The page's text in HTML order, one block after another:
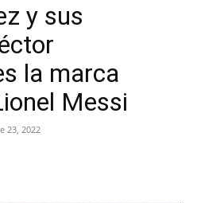
y sus
la marca
Messi
23, 2022